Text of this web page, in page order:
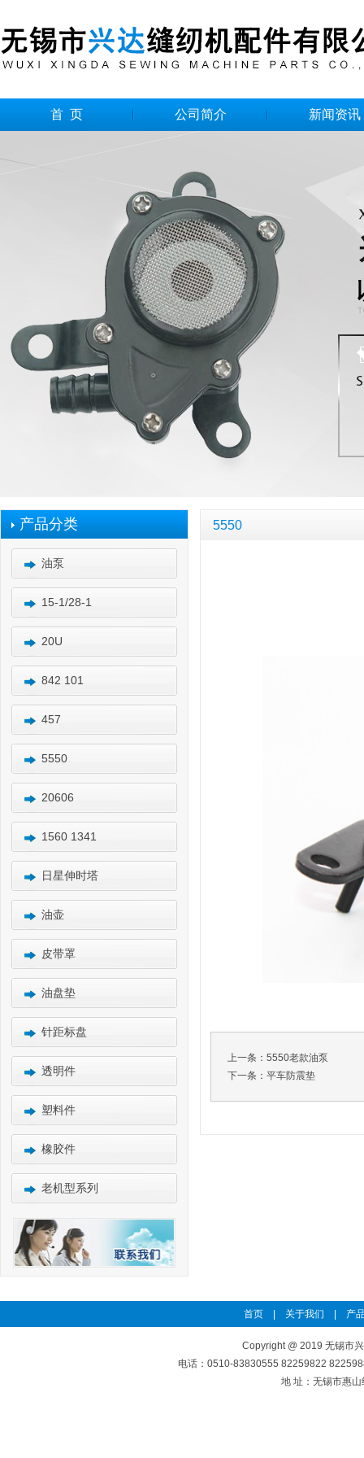
首 页 公司简介 新闻资讯
产品分类
油泵
15-1/28-1
20U
842 101
457
5550
20606
1560 1341
日星伸时塔
油壶
皮带罩
油盘垫
针距标盘
透明件
塑料件
橡胶件
老机型系列
5550
上一条： 5550老款油泵
下一条： 平车防震垫
首页 关于我们 产
Copyright @ 2019 无锡市
电话：0510-83830555 82259822
地 址：无锡市惠